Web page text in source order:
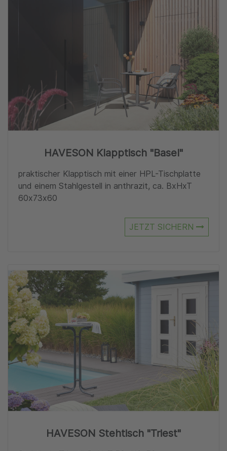
HAVESON Klapptisch "Basel"
praktischer Klapptisch mit einer HPL-Tischplatte
und einem Stahlgestell in anthrazit, ca. BxHxT
60x73x60
JETZT SICHERN
HAVESON Stehtisch "Triest"